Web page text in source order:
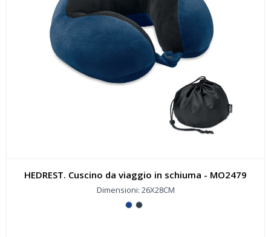
HEDREST. Cuscino da viaggio in schiuma - MO2479
Dimensioni: 26X28CM